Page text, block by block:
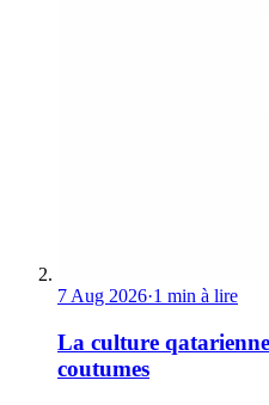
7 Aug 2026·1 min à lire
La culture
coutumes